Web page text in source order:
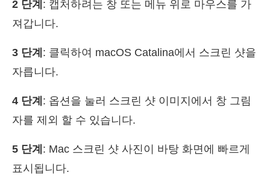
2 단계 : 캡처하려는 창 또는 메뉴 위로 마우스를 가
져갑니다.
3 단계 : 클릭하여 macOS Catalina에서 스크린 샷을
자릅니다.
4 단계 : 옵션을 눌러 스크린 샷 이미지에서 창 그림
자를 제외 할 수 있습니다.
5 단계 : Mac 스크린 샷 사진이 바탕 화면에 빠르게
표시됩니다.